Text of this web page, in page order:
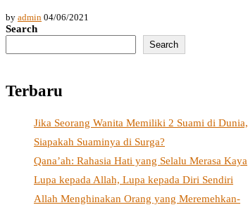
by admin 04/06/2021
Search
Search
Terbaru
Jika Seorang Wanita Memiliki 2 Suami di Dunia,
Siapakah Suaminya di Surga?
Qana’ah: Rahasia Hati yang Selalu Merasa Kaya
Lupa kepada Allah, Lupa kepada Diri Sendiri
Allah Menghinakan Orang yang Meremehkan-